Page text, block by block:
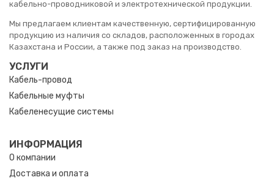
кабельно-проводниковой и электротехнической продукции.
Мы предлагаем клиентам качественную, сертифицированную
продукцию из наличия со складов, расположенных в городах
Казахстана и России, а также под заказ на производство.
УСЛУГИ
Кабель-провод
Кабельные муфты
Кабеленесущие системы
ИНФОРМАЦИЯ
О компании
Доставка и оплата